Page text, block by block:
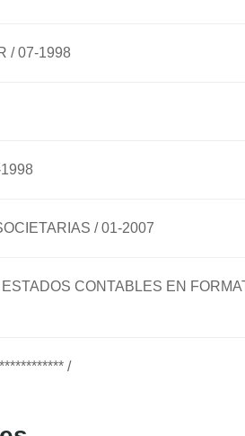
/07-1998
/01-2007
CONTABLES EN
/